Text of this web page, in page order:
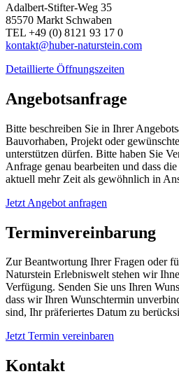
Adalbert-Stifter-Weg 35
85570 Markt Schwaben
TEL +49 (0) 8121 93 17 0
kontakt@huber-naturstein.com
Detaillierte Öffnungszeiten
Angebotsanfrage
Bitte beschreiben Sie in Ihrer
Bauvorhaben, Projekt oder
unterstützen dürfen. Bitte haben Sie
Anfrage genau bearbeiten und dass
aktuell mehr Zeit als gewöhnlich in
Jetzt Angebot anfragen
Terminvereinbarung
Zur Beantwortung Ihrer Fragen oder
Naturstein Erlebniswelt stehen wir
Verfügung. Senden Sie uns Ihren
dass wir Ihren Wunschtermin
sind, Ihr präferiertes Datum zu
Jetzt Termin vereinbaren
Kontakt